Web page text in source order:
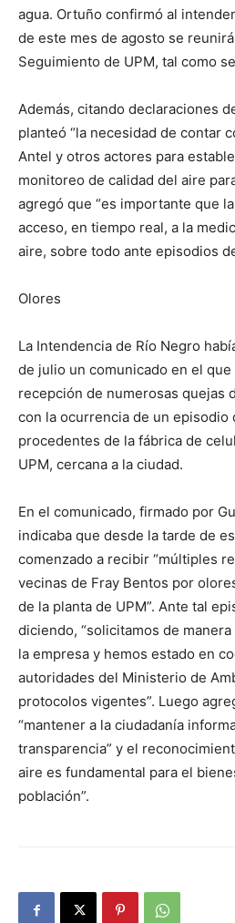
agua. Ortuño confirmó al
de este mes de agosto se
Seguimiento de UPM, tal como
Además, citando declaraciones
planteó “la necesidad de contar
Antel y otros actores para
monitoreo de calidad del aire
agregó que “es importante que
acceso, en tiempo real, a la
aire, sobre todo ante episodios
Olores
La Intendencia de Río Negro
de julio un comunicado en el que
recepción de numerosas quejas
con la ocurrencia de un episodio
procedentes de la fábrica de
UPM, cercana a la ciudad.
En el comunicado, firmado por
indicaba que desde la tarde de
comenzado a recibir “múltiples
vecinas de Fray Bentos por
de la planta de UPM”. Ante tal
diciendo, “solicitamos de
la empresa y hemos estado en
autoridades del Ministerio de
protocolos vigentes”. Luego
“mantener a la ciudadanía
transparencia” y el
aire es fundamental para el
población”.